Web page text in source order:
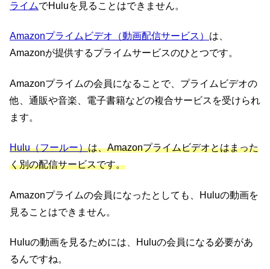
ライムでHuluを見ることはできません。
Amazonプライムビデオ（動画配信サービス） は、
Amazonが提供するプライムサービスのひとつです。
Amazonプライムの会員になることで、プライムビデオの
他、通販や音楽、電子書籍などの複合サービスを受けられ
ます。
Hulu（フールー）は、Amazonプライムビデオとはまった
く別の配信サービスです。
Amazonプライムの会員になったとしても、Huluの動画を
見ることはできません。
Huluの動画を見るためには、Huluの会員になる必要があ
るんですね。